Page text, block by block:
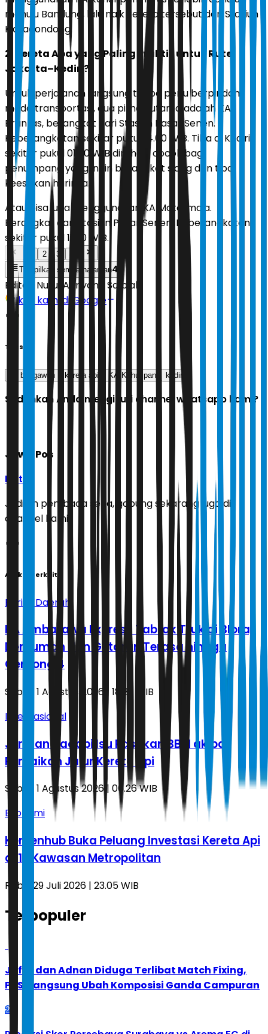
menuju Bandung, lalu naik kereta tersebut dari Stasiun
Kiaracondong.
2. Kereta Apa yang Paling Praktis untuk Rute
Jakarta–Kediri?
Untuk perjalanan langsung tanpa perlu berpindah
moda transportasi, dua pilihan utama adalah KA
Brantas, berangkat dari Stasiun Pasar Senen.
Keberangkatan sekitar pukul 14.00 WIB. Tiba di Kediri
sekitar pukul 01.00 WIB dini hari, cocok bagi
penumpang yang ingin berangkat siang dan tiba
keesokan harinya.
Atau bisa juga menggunakan KA Matarmaja.
Berangkat dari Stasiun Pasar Senen. Keberangkatan
sekitar pukul 11.00 WIB.
2 3
Tampilkan semua halaman4
Editor: Nurul Adriyana Salbiah
Ikuti kami di Google
Tags
ka bengawan kereta api KA Kahuripan kediri
Sudahkah Anda mengikuti channel whatsapp kami?
Jawa Pos
Ikuti
Jadilah pembaca setia, gabung sekarang juga di
channel kami!
Artikel Terkait
Berita Daerah
KA Ambarawa Express Tabrak Truk di Blora,
Dentuman dan Getaran Terasa hingga
Gerbong 4
Sabtu, 1 Agustus 2026 | 18.22 WIB
Internasional
Jerman Hadapi Isu Pasokan BBM akibat
Perbaikan Jalur Kereta Api
Sabtu, 1 Agustus 2026 | 06.26 WIB
Ekonomi
Kemenhub Buka Peluang Investasi Kereta Api
di 10 Kawasan Metropolitan
Rabu, 29 Juli 2026 | 23.05 WIB
Terpopuler
Jafar dan Adnan Diduga Terlibat Match Fixing,
PBSI Langsung Ubah Komposisi Ganda Campuran
2